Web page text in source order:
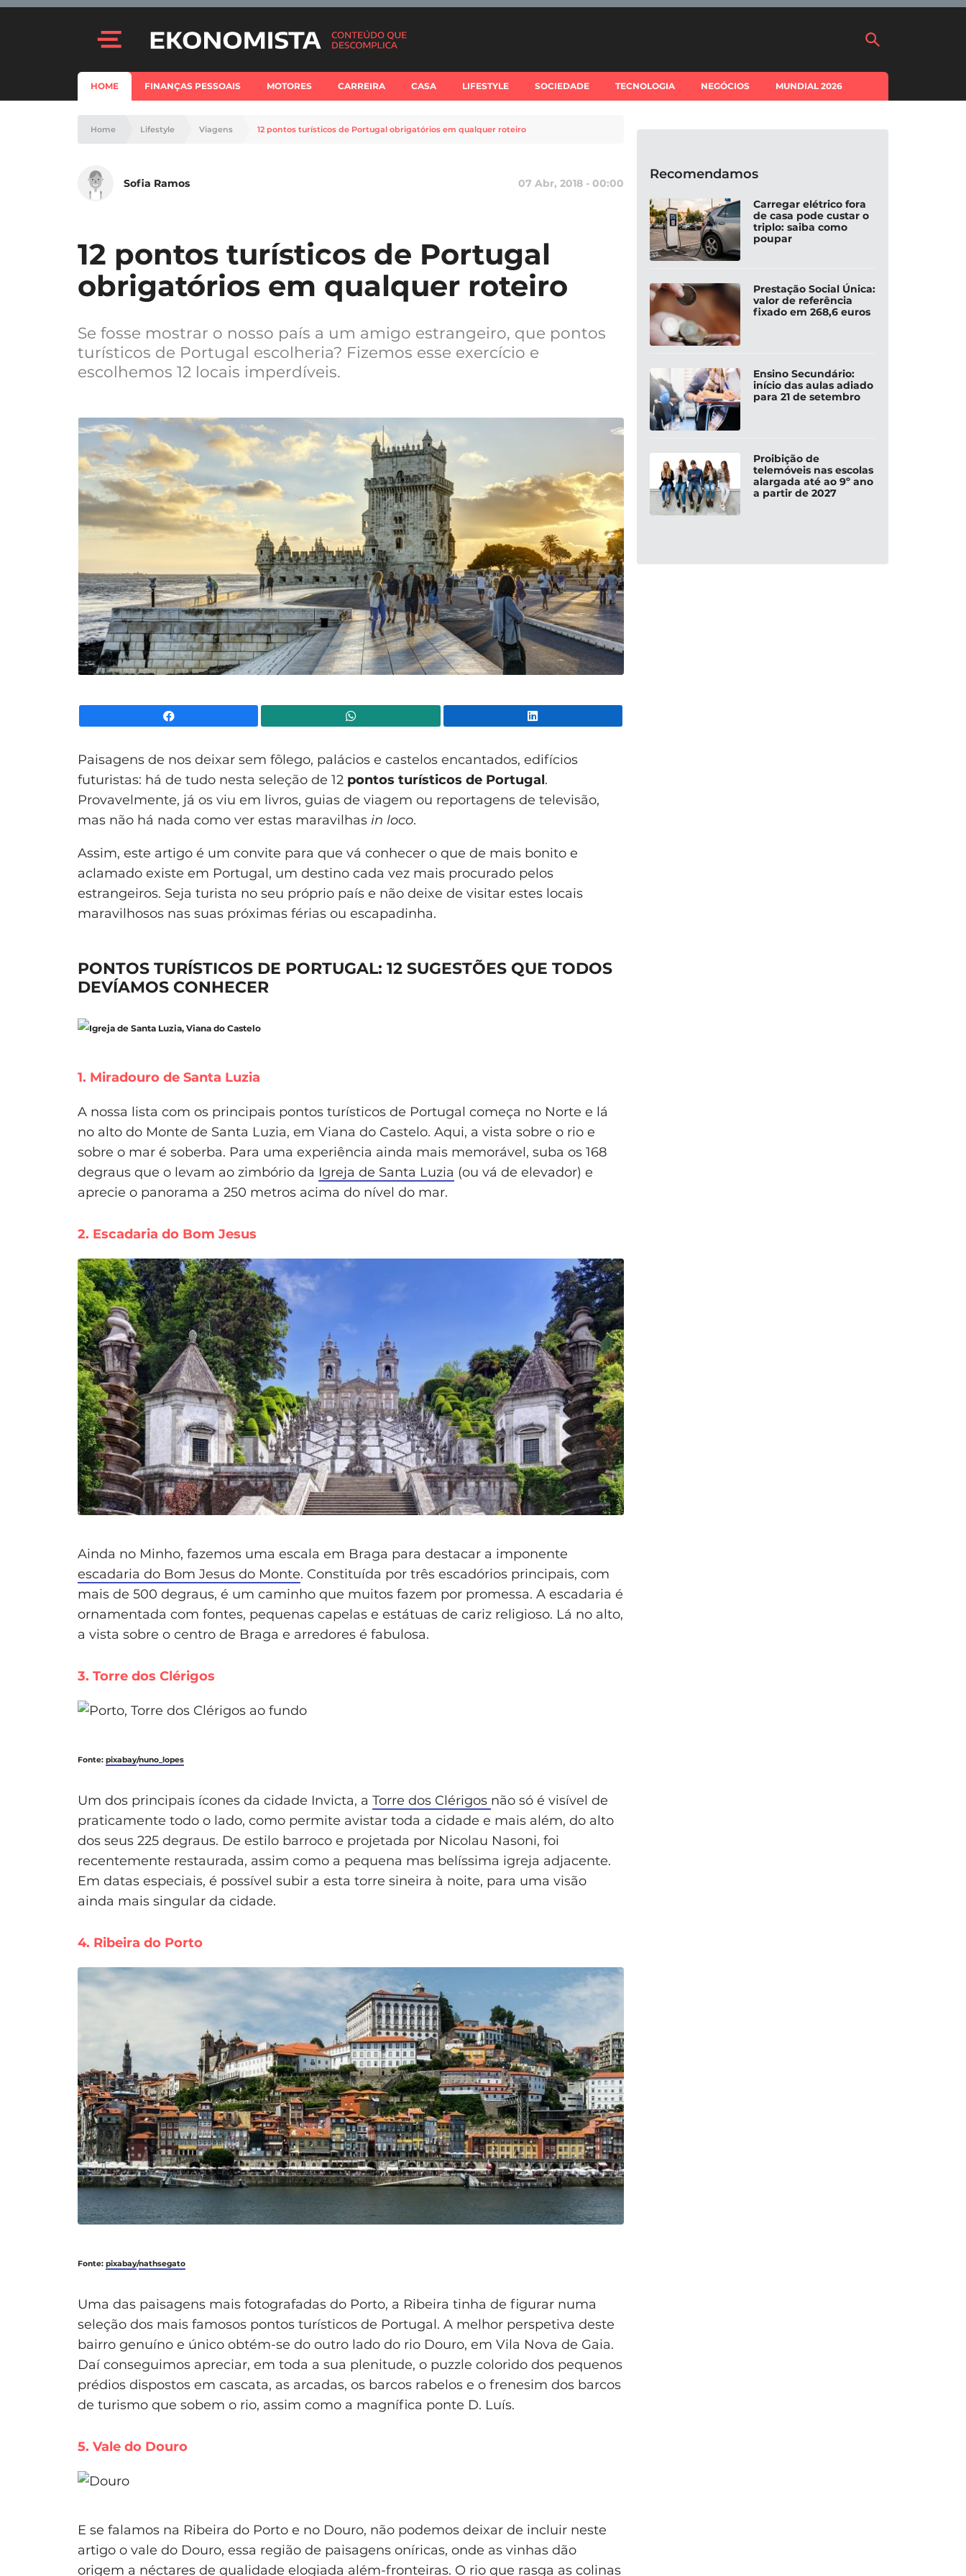
HOME FINANÇAS PESSOAIS MOTORES CARREIRA CASA LIFESTYLE SOCIEDADE TECNOLOGIA NEGÓCIOS MUNDIAL 2026
Home Lifestyle Viagens 12 pontos turísticos de Portugal obrigatórios em qualquer roteiro
Sofia Ramos 07 Abr, 2018 - 00:00
12 pontos turísticos de Portugal
obrigatórios em qualquer roteiro
Se fosse mostrar o nosso país a um amigo estrangeiro, que pontos
turísticos de Portugal escolheria? Fizemos esse exercício e
escolhemos 12 locais imperdíveis.
Paisagens de nos deixar sem fôlego, palácios e castelos encantados, edifícios
futuristas: há de tudo nesta seleção de 12 pontos turísticos de Portugal.
Provavelmente, já os viu em livros, guias de viagem ou reportagens de televisão,
mas não há nada como ver estas maravilhas in loco.
Assim, este artigo é um convite para que vá conhecer o que de mais bonito e
aclamado existe em Portugal, um destino cada vez mais procurado pelos
estrangeiros. Seja turista no seu próprio país e não deixe de visitar estes locais
maravilhosos nas suas próximas férias ou escapadinha.
PONTOS TURÍSTICOS DE PORTUGAL: 12 SUGESTÕES QUE TODOS
DEVÍAMOS CONHECER
1. Miradouro de Santa Luzia
A nossa lista com os principais pontos turísticos de Portugal começa no Norte e lá
no alto do Monte de Santa Luzia, em Viana do Castelo. Aqui, a vista sobre o rio e
sobre o mar é soberba. Para uma experiência ainda mais memorável, suba os 168
degraus que o levam ao zimbório da Igreja de Santa Luzia (ou vá de elevador) e
aprecie o panorama a 250 metros acima do nível do mar.
2. Escadaria do Bom Jesus
Ainda no Minho, fazemos uma escala em Braga para destacar a imponente
escadaria do Bom Jesus do Monte. Constituída por três escadórios principais, com
mais de 500 degraus, é um caminho que muitos fazem por promessa. A escadaria é
ornamentada com fontes, pequenas capelas e estátuas de cariz religioso. Lá no alto,
a vista sobre o centro de Braga e arredores é fabulosa.
3. Torre dos Clérigos
Fonte: pixabay/nuno_lopes
Um dos principais ícones da cidade Invicta, a Torre dos Clérigos não só é visível de
praticamente todo o lado, como permite avistar toda a cidade e mais além, do alto
dos seus 225 degraus. De estilo barroco e projetada por Nicolau Nasoni, foi
recentemente restaurada, assim como a pequena mas belíssima igreja adjacente.
Em datas especiais, é possível subir a esta torre sineira à noite, para uma visão
ainda mais singular da cidade.
4. Ribeira do Porto
Fonte: pixabay/nathsegato
Uma das paisagens mais fotografadas do Porto, a Ribeira tinha de figurar numa
seleção dos mais famosos pontos turísticos de Portugal. A melhor perspetiva deste
bairro genuíno e único obtém-se do outro lado do rio Douro, em Vila Nova de Gaia.
Daí conseguimos apreciar, em toda a sua plenitude, o puzzle colorido dos pequenos
prédios dispostos em cascata, as arcadas, os barcos rabelos e o frenesim dos barcos
de turismo que sobem o rio, assim como a magnífica ponte D. Luís.
5. Vale do Douro
E se falamos na Ribeira do Porto e no Douro, não podemos deixar de incluir neste
artigo o vale do Douro, essa região de paisagens oníricas, onde as vinhas dão
origem a néctares de qualidade elogiada além-fronteiras. O rio que rasga as colinas
Recomendamos
Carregar elétrico fora
de casa pode custar o
triplo: saiba como
poupar
Prestação Social Única:
valor de referência
fixado em 268,6 euros
Ensino Secundário:
início das aulas adiado
para 21 de setembro
Proibição de
telemóveis nas escolas
alargada até ao 9º ano
a partir de 2027